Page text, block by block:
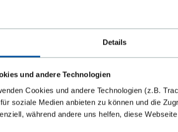
Details
und andere Technologien
Cookies und andere Technologien (z.B.
soziale Medien anbieten zu können und die
während andere uns helfen, diese
wird erbracht.
müssen mit Zwischenzielen untergliedert
Liefer- oder Dienstleistung zu erwerben,
Häufige Fragen zur